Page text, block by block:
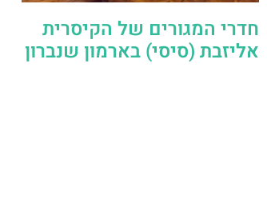
חדרי המגורים של הקיסרית
אליזבת (סיסי) בארמון שנברון